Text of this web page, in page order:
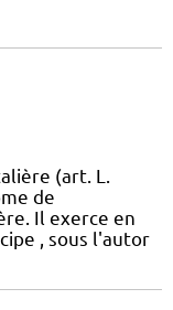
(art. L.
de
Il exerce en
, sous l'autor